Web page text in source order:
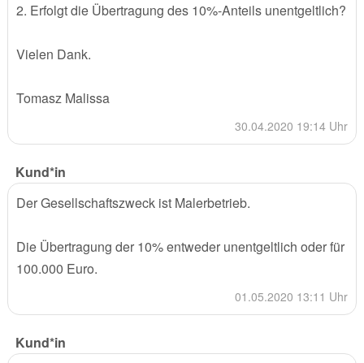
2. Erfolgt die Übertragung des 10%-Anteils unentgeltlich?
Vielen Dank.
Tomasz Malissa
30.04.2020 19:14 Uhr
Kund*in
Der Gesellschaftszweck ist Malerbetrieb.
Die Übertragung der 10% entweder unentgeltlich oder für
100.000 Euro.
01.05.2020 13:11 Uhr
Kund*in